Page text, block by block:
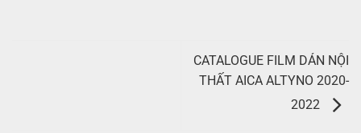
CATALOGUE FILM DÁN NỘI
THẤT AICA ALTYNO 2020-
2022